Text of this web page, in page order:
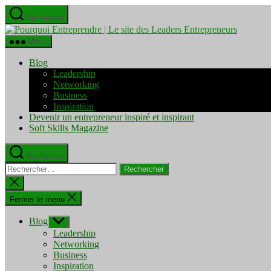
Aller
au
contenu
Recherche
Pourquoi
Menu
Blog
Leadership
Networking
Business
Inspiration
Devenir un entrepreneur inspiré et inspirant
Soft Skills Magazine
Recherche
Rechercher :
Fermer
la
recherche
Fermer le menu
Blog Afficher
le
sous-
menu
Leadership
Networking
Business
Inspiration